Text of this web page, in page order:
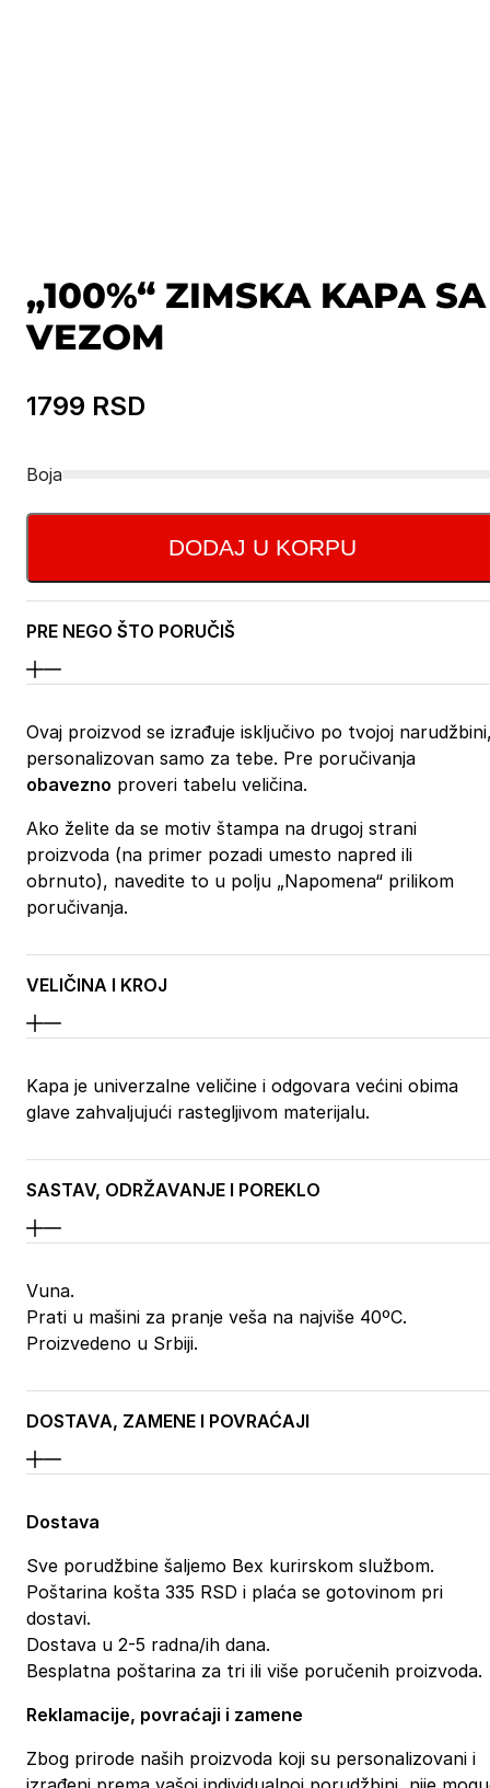
„100%“ ZIMSKA KAPA SA
VEZOM
1799 RSD
Boja
DODAJ U KORPU
PRE NEGO ŠTO PORUČIŠ
Ovaj proizvod se izrađuje isključivo po tvojoj
personalizovan samo za tebe. Pre poručivanja
obavezno proveri tabelu veličina.
Ako želite da se motiv štampa na drugoj strani
proizvoda (na primer pozadi umesto napred ili
obrnuto), navedite to u polju „Napomena“ prilikom
poručivanja.
VELIČINA I KROJ
Kapa je univerzalne veličine i odgovara većini obima
glave zahvaljujući rastegljivom materijalu.
SASTAV, ODRŽAVANJE I POREKLO
Vuna.
Prati u mašini za pranje veša na najviše 40ºC.
Proizvedeno u Srbiji.
DOSTAVA, ZAMENE I POVRAĆAJI
Dostava
Sve porudžbine šaljemo Bex kurirskom službom.
Poštarina košta 335 RSD i plaća se gotovinom pri
dostavi.
Dostava u 2-5 radna/ih dana.
Besplatna poštarina za tri ili više poručenih proizvoda.
Reklamacije, povraćaji i zamene
Zbog prirode naših proizvoda koji su personalizovani i